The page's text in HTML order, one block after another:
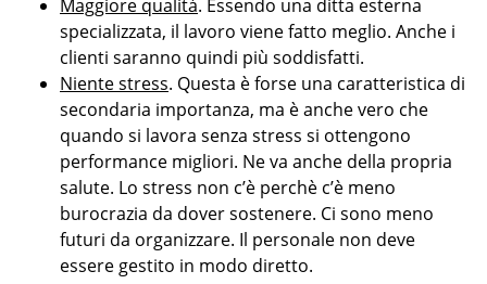
Maggiore qualità. Essendo una ditta esterna
specializzata, il lavoro viene fatto meglio. Anche i
clienti saranno quindi più soddisfatti.
Niente stress. Questa è forse una caratteristica di
secondaria importanza, ma è anche vero che
quando si lavora senza stress si ottengono
performance migliori. Ne va anche della propria
salute. Lo stress non c’è perchè c’è meno
burocrazia da dover sostenere. Ci sono meno
futuri da organizzare. Il personale non deve
essere gestito in modo diretto.